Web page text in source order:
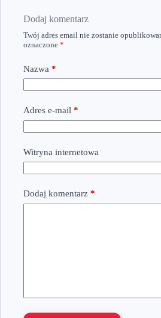
Dodaj komentarz
Twój adres email nie zostanie
oznaczone *
Nazwa *
Adres e-mail *
Witryna internetowa
Dodaj komentarz *